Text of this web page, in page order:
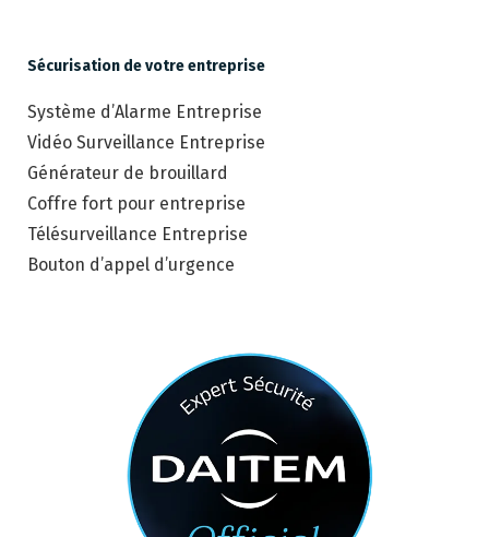
Sécurisation de votre entreprise
Système d’Alarme Entreprise
Vidéo Surveillance Entreprise
Générateur de brouillard
Coffre fort pour entreprise
Télésurveillance Entreprise
Bouton d’appel d’urgence